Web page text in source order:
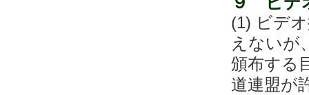
(1) ビデ
えないが
頒布する
道連盟が